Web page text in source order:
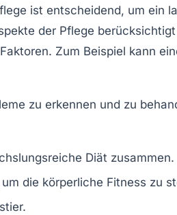
ist entscheidend, um ein
der Pflege
Zum Beispiel kann
zu erkennen und zu
Diät zusammen.
die körperliche Fitness zu